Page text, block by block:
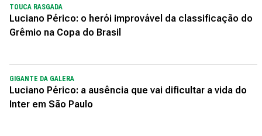
TOUCA RASGADA
Luciano Périco: o herói improvável da classificação do
Grêmio na Copa do Brasil
GIGANTE DA GALERA
Luciano Périco: a ausência que vai dificultar a vida do
Inter em São Paulo